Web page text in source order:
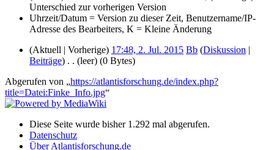
Unterschied zur vorherigen Version
Uhrzeit/Datum = Version zu dieser Zeit, Benutzername/IP-
Adresse des Bearbeiters, K = Kleine Änderung
(Aktuell | Vorherige) 17:48, 2. Jul. 2015 Bb (Diskussion |
Beiträge) . . (leer) (0 Bytes)
Abgerufen von „https://atlantisforschung.de/index.php?
title=Datei:Finke_Info.jpg“
Diese Seite wurde bisher 1.292 mal abgerufen.
Datenschutz
Über Atlantisforschung.de